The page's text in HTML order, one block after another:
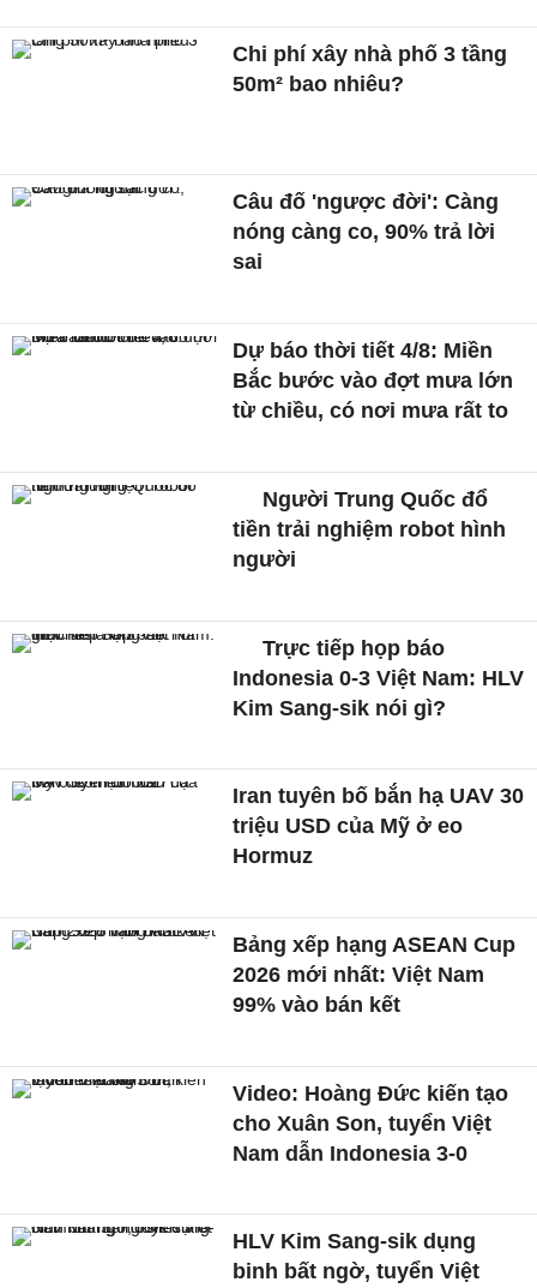
Chi phí xây nhà phố 3 tầng
50m² bao nhiêu?
Câu đố 'ngược đời': Càng
nóng càng co, 90% trả lời
sai
Dự báo thời tiết 4/8: Miền
Bắc bước vào đợt mưa lớn
từ chiều, có nơi mưa rất to
Người Trung Quốc đổ
tiền trải nghiệm robot hình
người
Trực tiếp họp báo
Indonesia 0-3 Việt Nam: HLV
Kim Sang-sik nói gì?
Iran tuyên bố bắn hạ UAV 30
triệu USD của Mỹ ở eo
Hormuz
Bảng xếp hạng ASEAN Cup
2026 mới nhất: Việt Nam
99% vào bán kết
Video: Hoàng Đức kiến tạo
cho Xuân Son, tuyển Việt
Nam dẫn Indonesia 3-0
HLV Kim Sang-sik dụng
binh bất ngờ, tuyển Việt